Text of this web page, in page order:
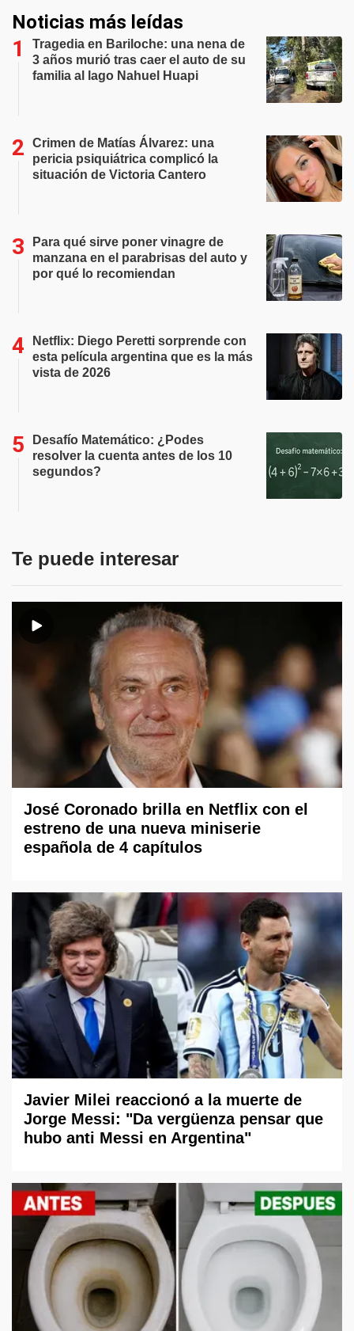
Noticias más leídas
Tragedia en Bariloche: una nena de
3 años murió tras caer el auto de su
familia al lago Nahuel Huapi
Crimen de Matías Álvarez: una
pericia psiquiátrica complicó la
situación de Victoria Cantero
Para qué sirve poner vinagre de
manzana en el parabrisas del auto y
por qué lo recomiendan
Netflix: Diego Peretti sorprende con
esta película argentina que es la más
vista de 2026
Desafío Matemático: ¿Podes
resolver la cuenta antes de los 10
segundos?
Te puede interesar
José Coronado brilla en Netflix con el
estreno de una nueva miniserie
española de 4 capítulos
Javier Milei reaccionó a la muerte de
Jorge Messi: "Da vergüenza pensar que
hubo anti Messi en Argentina"